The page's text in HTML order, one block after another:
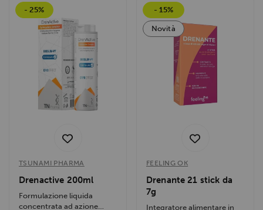
- 25%
TSUNAMI PHARMA
Drenactive 200ml
Formulazione liquida
concentrata ad azione
- 15%
Novità
FEELING OK
Drenante 21 stick da
7g
Integratore alimentare in